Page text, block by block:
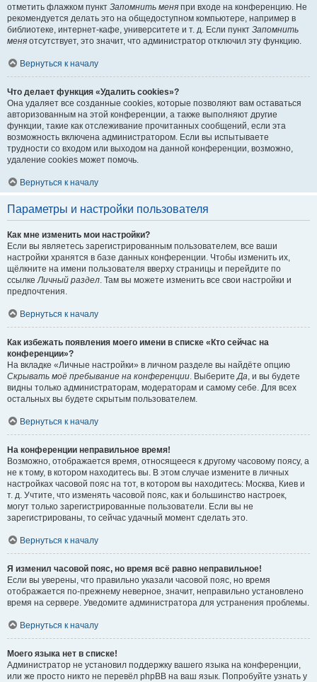
отметить флажком пункт Запомнить меня при входе на конференцию. Не
рекомендуется делать это на общедоступном компьютере, например в
библиотеке, интернет-кафе, университете и т. д. Если пункт Запомнить
меня отсутствует, это значит, что администратор отключил эту функцию.
Вернуться к началу
Что делает функция «Удалить cookies»?
Она удаляет все созданные cookies, которые позволяют вам оставаться
авторизованным на этой конференции, а также выполняют другие
функции, такие как отслеживание прочитанных сообщений, если эта
возможность включена администратором. Если вы испытываете
трудности со входом или выходом на данной конференции, возможно,
удаление cookies может помочь.
Вернуться к началу
Параметры и настройки пользователя
Как мне изменить мои настройки?
Если вы являетесь зарегистрированным пользователем, все ваши
настройки хранятся в базе данных конференции. Чтобы изменить их,
щёлкните на имени пользователя вверху страницы и перейдите по
ссылкеЛичный раздел. Там вы можете изменить все свои настройки и
предпочтения.
Вернуться к началу
Как избежать появления моего имени в списке «Кто сейчас на
конференции»?
На вкладке «Личные настройки» в личном разделе вы найдёте опцию
Скрывать моё пребывание на конференции. ВыберитеДа, и вы будете
видны только администраторам, модераторам и самому себе. Для всех
остальных вы будете скрытым пользователем.
Вернуться к началу
На конференции неправильное время!
Возможно, отображается время, относящееся к другому часовому поясу, а
не к тому, в котором находитесь вы. В этом случае измените в личных
настройках часовой пояс на тот, в котором вы находитесь: Москва, Киев и
т. д. Учтите, что изменять часовой пояс, как и большинство настроек,
могут только зарегистрированные пользователи. Если вы не
зарегистрированы, то сейчас удачный момент сделать это.
Вернуться к началу
Я изменил часовой пояс, но время всё равно неправильное!
Если вы уверены, что правильно указали часовой пояс, но время
отображается по-прежнему неверное, значит, неправильно установлено
время на сервере. Уведомите администратора для устранения проблемы.
Вернуться к началу
Моего языка нет в списке!
Администратор не установил поддержку вашего языка на конференции,
или же просто никто не перевёл phpBB на ваш язык. Попробуйте узнать у